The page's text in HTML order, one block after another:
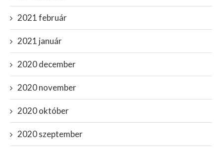
2021 február
2021 január
2020 december
2020 november
2020 október
2020 szeptember